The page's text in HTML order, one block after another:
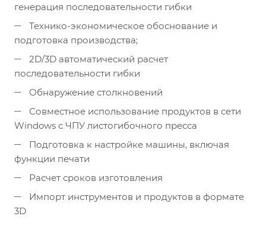
генерация последовательности гибки
Технико-экономическое обоснование и
подготовка производства;
2D/3D автоматический расчет
последовательности гибки
Обнаружение столкновений
Совместное использование продуктов в сети
Windows с ЧПУ листогибочного пресса
Подготовка к настройке машины, включая
функции печати
Расчет сроков изготовления
Импорт инструментов и продуктов в формате
3D